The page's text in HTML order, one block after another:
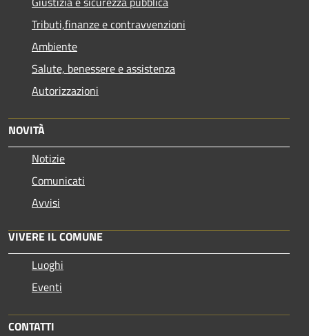
Tributi,finanze e contravvenzioni
Ambiente
Salute, benessere e assistenza
Autorizzazioni
NOVITÀ
Notizie
Comunicati
Avvisi
VIVERE IL COMUNE
Luoghi
Eventi
CONTATTI